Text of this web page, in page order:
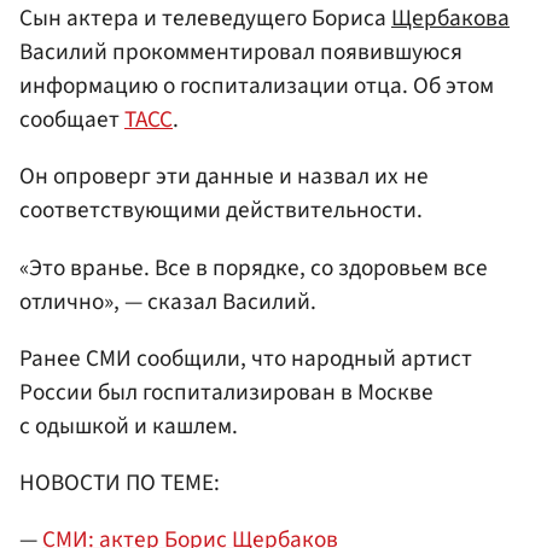
Сын актера и телеведущего БорисаЩербакова
Василий прокомментировал появившуюся
информацию о госпитализации отца. Об этом
сообщаетТАСС.
Он опроверг эти данные и назвал их не
соответствующими действительности.
«Это вранье. Все в порядке, со здоровьем все
отлично», — сказал Василий.
Ранее СМИ сообщили, что народный артист
России был госпитализирован в Москве
с одышкой и кашлем.
НОВОСТИ ПО ТЕМЕ:
—СМИ: актер Борис Щербаков